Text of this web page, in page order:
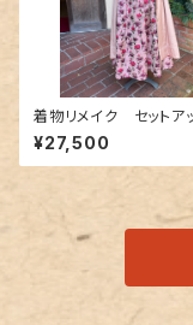
着物リメイク セット
03
¥27,500